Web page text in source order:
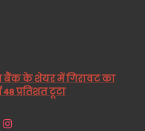
बैंक के शेयर में गिरावट का
प्रतिशत टूटा